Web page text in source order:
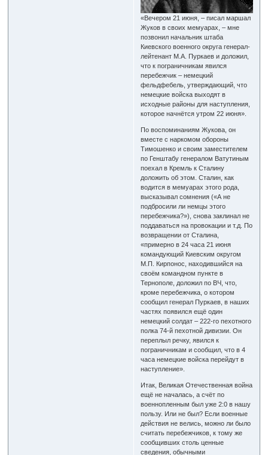
«Вечером 21 июня, – писал маршал
Жуков в своих мемуарах, – мне
позвонил начальник штаба
Киевского военного округа генерал-
лейтенант М.А. Пуркаев и доложил,
что к пограничникам явился
перебежчик – немецкий
фельдфебель, утверждающий, что
немецкие войска выходят в
исходные районы для наступления,
которое начнётся утром 22 июня».
По воспоминаниям Жукова, он
вместе с наркомом обороны
Тимошенко и своим заместителем
по Генштабу генералом Ватутиным
поехал в Кремль к Сталину
доложить об этом. Сталин, как
водится в мемуарах этого рода,
высказывал сомнения («А не
подбросили ли немцы этого
перебежчика?»), снова заклинал не
поддаваться на провокации и т.д. По
возвращении от Сталина,
«примерно в 24 часа 21 июня
командующий Киевским округом
М.П. Кирпонос, находившийся на
своём командном пункте в
Тернополе, доложил по ВЧ, что,
кроме перебежчика, о котором
сообщил генерал Пуркаев, в наших
частях появился ещё один
немецкий солдат – 222-го пехотного
полка 74-й пехотной дивизии. Он
переплыл речку, явился к
пограничникам и сообщил, что в 4
часа немецкие войска перейдут в
наступление».
Итак, Великая Отечественная война
ещё не началась, а счёт по
военнопленным был уже 2:0 в нашу
пользу. Или не был? Если военные
действия не велись, можно ли было
считать перебежчиков, к тому же
сообщивших столь ценные
сведения, обычными